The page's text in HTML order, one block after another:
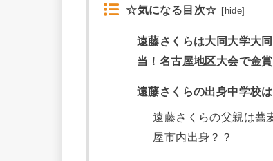
☆気になる目次☆ hide
遠藤さくらは大同大学大
当！名古屋地区大会で金
遠藤さくらの出身中学校
遠藤さくらの父親は蕎
屋市内出身？？